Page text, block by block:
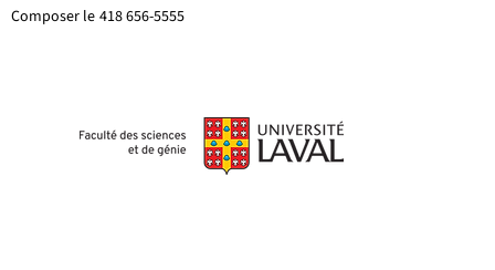
Composer le 418 656-5555